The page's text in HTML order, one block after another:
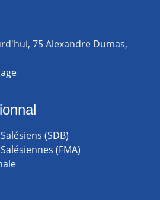
75 Alexandre Dumas,
(SDB)
(FMA)